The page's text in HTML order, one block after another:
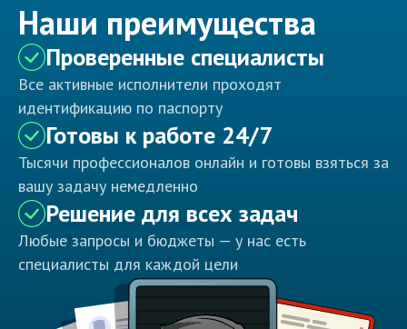
Наши преимущества
Проверенные специалисты
Все активные исполнители проходят
идентификацию по паспорту
Готовы к работе 24/7
Тысячи профессионалов онлайн и готовы взяться за
вашу задачу немедленно
Решение для всех задач
Любые запросы и бюджеты — у нас есть
специалисты для каждой цели